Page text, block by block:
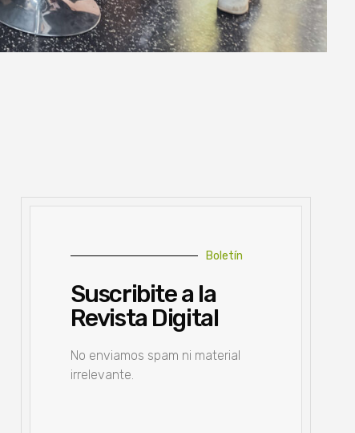
Boletín
Suscribite a la
Revista Digital
No enviamos spam ni material
irrelevante.